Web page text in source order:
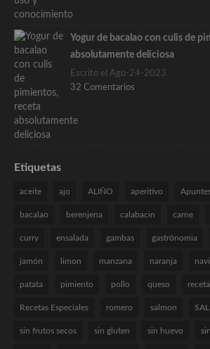
Yogur de bacalao con culis de
absolutamente deliciosa
Escrito el Ago-24-2023
32 Comentarios
Etiquetas
aceite ajo ALIÑO aperitivo
bacalao berenjena calabacin carne
curry ensalada gambas gastrónomia
jamón limon manzana naranja
patata pimiento pollo queso receta
Recetas Especiales romero salmon
sin frutos secos sin gluten sin huevo